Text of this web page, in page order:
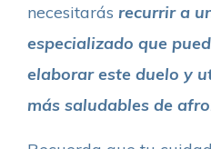
necesitarás recurrir a
especializado que
elaborar este duelo y
más saludables de